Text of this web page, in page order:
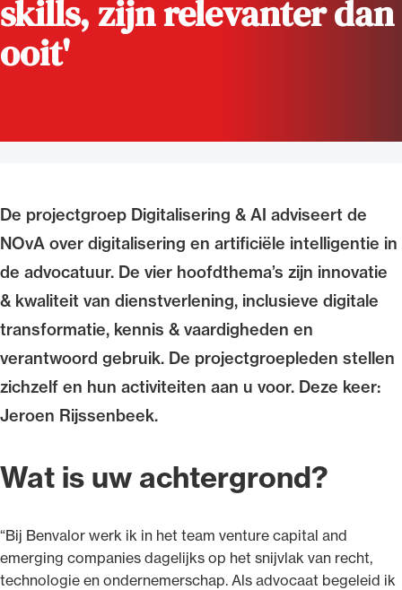
skills, zijn relevanter dan
ooit'
De projectgroep Digitalisering & AI adviseert de
NOvA over digitalisering en artificiële intelligentie in
de advocatuur. De vier hoofdthema’s zijn innovatie
& kwaliteit van dienstverlening, inclusieve digitale
transformatie, kennis & vaardigheden en
verantwoord gebruik. De projectgroepleden stellen
zichzelf en hun activiteiten aan u voor. Deze keer:
Jeroen Rijssenbeek.
Wat is uw achtergrond?
“Bij Benvalor werk ik in het team venture capital and
emerging companies dagelijks op het snijvlak van recht,
technologie en ondernemerschap. Als advocaat begeleid ik
Uitgelicht
Alle wet- en regelgeving voor de advocatuur.
Van de Advocatenwet tot de Verordening op
advocatuur (Roda).
beroepsuitoefening: van de advocatenpas tot
het rechtsgebiedenregister en
geheimhoudernummers.